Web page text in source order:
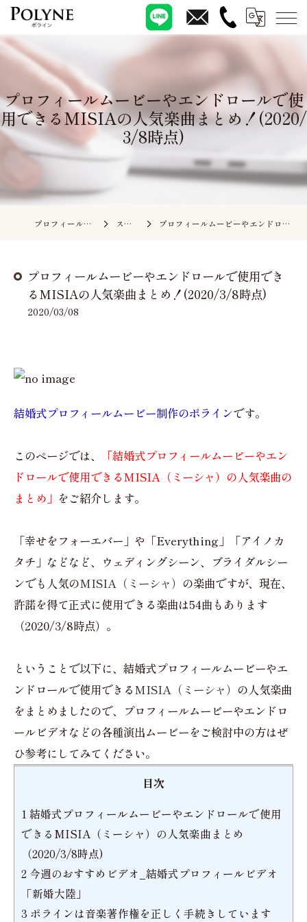
プロフィールムービーやエンドロールで使
用できるMISIAの人気楽曲まとめ！(2020/
3/8時点)
プロフィールムービーの依頼ならポライン スタッフブログ プロフィールムービーやエンドロールで使用できるMISIAの人気楽曲まとめ！(2020/3/8時点)
プロフィールムービーやエンドロールで使用でき
るMISIAの人気楽曲まとめ！(2020/3/8時点)
2020/03/08
結婚式プロフィールムービー制作のポラインです。
このページでは、
「結婚式プロフィールムービーやエン
ドロールで使用できるMISIA（ミーシャ）の人気楽曲の
まとめ」 をご紹介します。
「幸せをフォーエバー」や「Everything」「アイノカ
タチ」などなど、ウェディングシーン、ブライダルシー
ンでも人気のMISIA（ミーシャ） の楽曲ですが、現在、
許諾を得て正式に使用できる楽曲は54曲もあります
（2020/3/8時点）。
ということで以下に、結婚式プロフィールムービーやエ
ンドロールで使用できるMISIA（ミーシャ） の人気楽曲
をまとめましたので、プロフィールムービーやエンドロ
ールビデオなどの各種演出ムービーをご検討中の方はぜ
ひ参考にしてみてください。
目次
1結婚式プロフィールムービーやエンドロールで使用
できるMISIA（ミーシャ）の人気楽曲まとめ
（2020/3/8時点)
2 今週のおすすめビデオ_結婚式プロフィールビデオ
「新婚大陸」
3 ポラインは音楽著作権を正しく手続きしています